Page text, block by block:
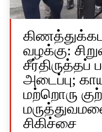
வழக்கு:
சீர்திருத்தப்
அடைப்பு;
மற்றொரு
சிகிச்சை